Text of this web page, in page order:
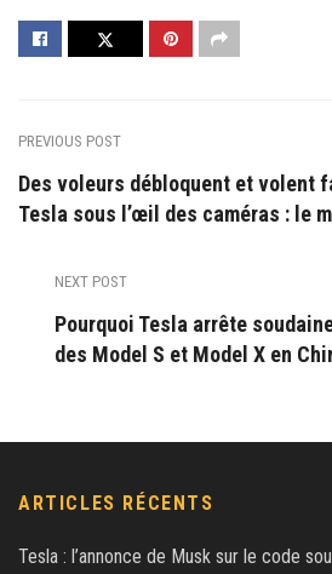
PREVIOUS POST
Des voleurs débloquent et volent
Tesla sous l’œil des caméras : le
NEXT POST
Pourquoi Tesla arrête
des Model S et Model X en
ARTICLES RÉCENTS
Tesla : l’annonce de Musk sur le code